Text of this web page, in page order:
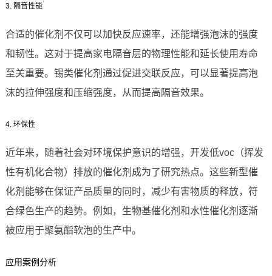
3. 隔音性能
合适的催化剂不仅可以加快反应速率，还能增强泡沫的强度
和韧性。这对于提高家电隔音层的物理性能和延长使用寿命
至关重要。锡类催化剂通过促进交联反应，可以显著提高泡
沫的拉伸强度和压缩强度，从而提高隔音效果。
4. 环保性
近年来，随着社会对环境保护意识的增强，开发低voc（挥发
性有机化合物）排放的催化剂成为了研究热点。这些新型催
化剂能够在保证产品质量的同时，减少有害物质的释放，符
合绿色生产的趋势。例如，生物基催化剂和水性催化剂逐渐
被应用于聚氨酯软泡的生产中。
应用案例分析